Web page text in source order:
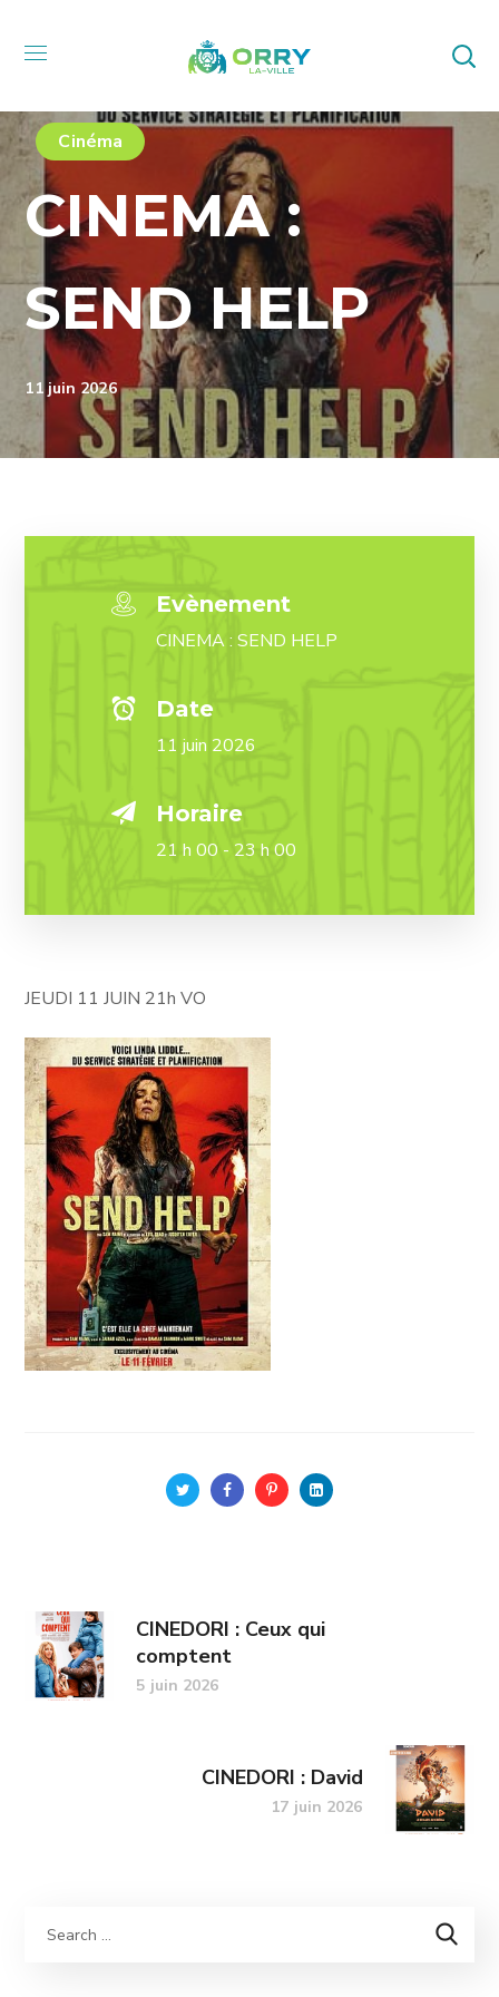
Cinéma
CINEMA :
SEND HELP
11 juin 2026
Evènement
CINEMA : SEND HELP
Date
11 juin 2026
Horaire
21 h 00 - 23 h 00
JEUDI 11 JUIN 21h VO
CINEDORI : Ceux qui
comptent
5 juin 2026
CINEDORI : David
17 juin 2026